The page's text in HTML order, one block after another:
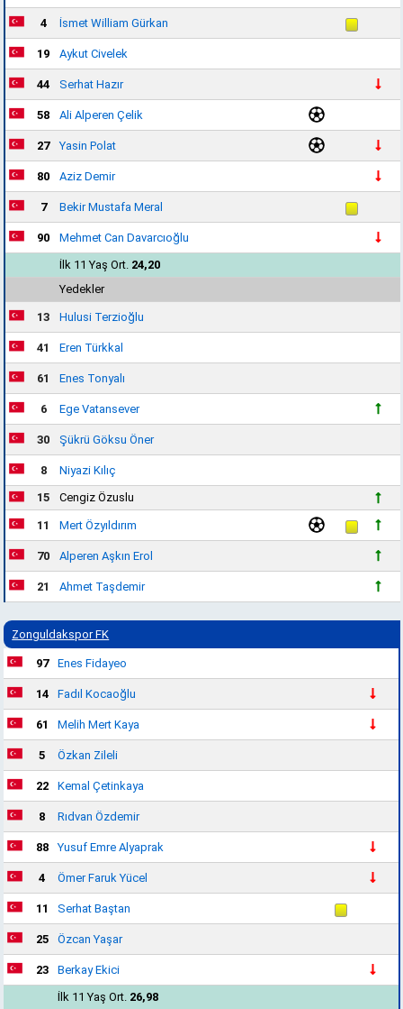
4 İsmet William Gürkan
19 Aykut Civelek
44 Serhat Hazır
58 Ali Alperen Çelik
27 Yasin Polat
80 Aziz Demir
7 Bekir Mustafa Meral
90
Mehmet Can Davarcıoğlu
İlk 11 Yaş Ort. 24,20
Yedekler
13 Hulusi Terzioğlu
41 Eren Türkkal
61 Enes Tonyalı
6 Ege Vatansever
30 Şükrü Göksu Öner
8
Niyazi Kılıç
15
Cengiz Özuslu
11 Mert Özyıldırım
70 Alperen Aşkın Erol
21 Ahmet Taşdemir
Zonguldakspor FK
97 Enes Fidayeo
14 Fadıl Kocaoğlu
61 Melih Mert Kaya
5 Özkan Zileli
22 Kemal Çetinkaya
8 Rıdvan Özdemir
88 Yusuf Emre Alyaprak
4 Ömer Faruk Yücel
11 Serhat Baştan
25 Özcan Yaşar
23
Berkay Ekici
İlk 11 Yaş Ort. 26,98